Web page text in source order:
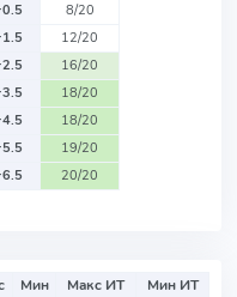
8/20
12/20
16/20
18/20
18/20
19/20
20/20
Мин Макс ИТ
Мин ИТ